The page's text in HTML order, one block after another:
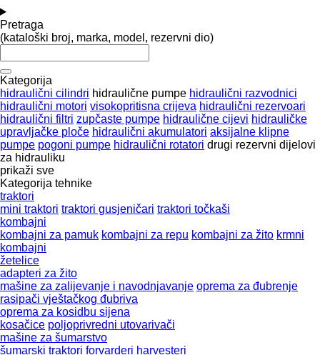
Pretraga
(kataloški broj, marka, model, rezervni dio)
Kategorija
hidraulični cilindri hidraulične pumpe hidraulični razvodnici
hidraulični motori visokopritisna crijeva hidraulični rezervoari
hidraulični filtri zupčaste pumpe hidraulične cijevi hidrauličke
upravljačke ploče hidraulični akumulatori aksijalne klipne
pumpe pogoni pumpe hidraulični rotatori drugi rezervni dijelovi
za hidrauliku
prikaži sve
Kategorija tehnike
traktori
mini traktori traktori gusjeničari traktori točkaši
kombajni
kombajni za pamuk kombajni za repu kombajni za žito krmni
kombajni
žetelice
adapteri za žito
mašine za zaliјеvanje i navodnjavanje oprema za đubrenje
rasipači vještačkog đubriva
oprema za kosidbu sijena
kosačice poljoprivredni utovarivači
mašine za šumarstvo
šumarski traktori forvarderi harvesteri